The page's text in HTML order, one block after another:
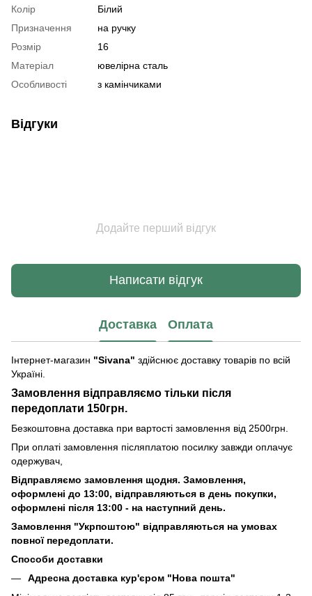
Колір
Білий
Призначення
на ручку
Розмір
16
Матеріал
ювелірна сталь
Особливості
з камінчиками
Відгуки
Додайте перший відгук
Написати відгук
Доставка Оплата
Інтернет-магазин "Sivana" здійснює доставку товарів по всій
Україні.
Замовлення відправляємо тільки після
передоплати 150грн.
Безкоштовна доставка при вартості замовлення від 2500грн.
При оплаті замовлення післяплатою посилку завжди оплачує
одержувач,
Відправляємо замовлення щодня. Замовлення,
оформлені до 13:00, відправляються в день покупки,
оформлені після 13:00 - на наступний день.
Замовлення "Укрпоштою" відправляються на умовах
повної передоплати.
Способи доставки
Адресна доставка кур'єром "Нова пошта"